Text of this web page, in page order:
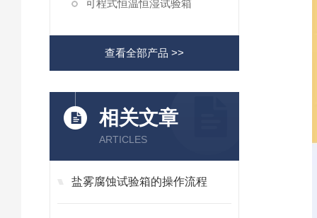
可程式恒温恒湿试验箱
查看全部产品 >>
相关文章
ARTICLES
盐雾腐蚀试验箱的操作流程